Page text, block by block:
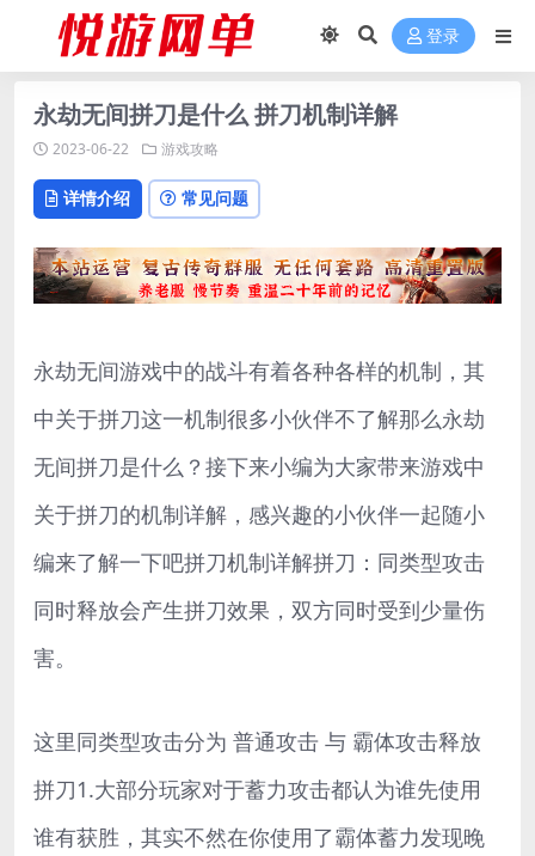
登录
永劫无间拼刀是什么 拼刀机制详解
2023-06-22 游戏攻略
详情介绍 常见问题
永劫无间游戏中的战斗有着各种各样的机制，其
中关于拼刀这一机制很多小伙伴不了解那么永劫
无间拼刀是什么？接下来小编为大家带来游戏中
关于拼刀的机制详解，感兴趣的小伙伴一起随小
编来了解一下吧拼刀机制详解拼刀：同类型攻击
同时释放会产生拼刀效果，双方同时受到少量伤
害。
这里同类型攻击分为 普通攻击 与 霸体攻击释放
拼刀1.大部分玩家对于蓄力攻击都认为谁先使用
谁有获胜，其实不然在你使用了霸体蓄力发现晚